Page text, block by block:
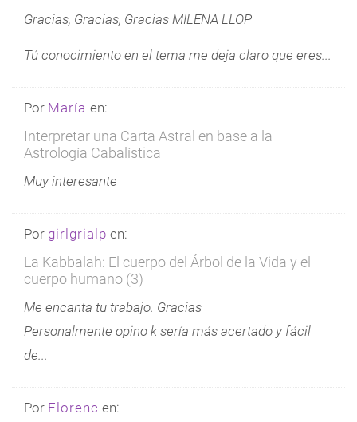
Gracias, Gracias, Gracias MILENA LLOP
Tú conocimiento en el tema me deja claro que eres...
Por María en:
Interpretar una Carta Astral en base a la
Astrología Cabalística
Muy interesante
Por girlgrialp en:
La Kabbalah: El cuerpo del Árbol de la Vida y el
cuerpo humano (3)
Me encanta tu trabajo. Gracias
Personalmente opino k sería más acertado y fácil
de...
Por Florenc en: